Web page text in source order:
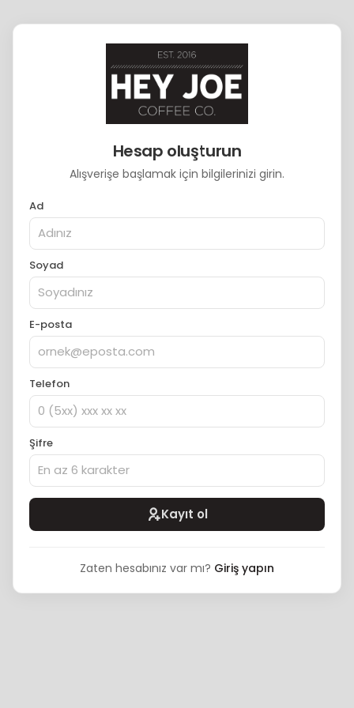
Hesap oluşturun
Alışverişe başlamak için bilgilerinizi girin.
Ad
Soyad
E-posta
Telefon
Şifre
Kayıt ol
Zaten hesabınız var mı? Giriş yapın